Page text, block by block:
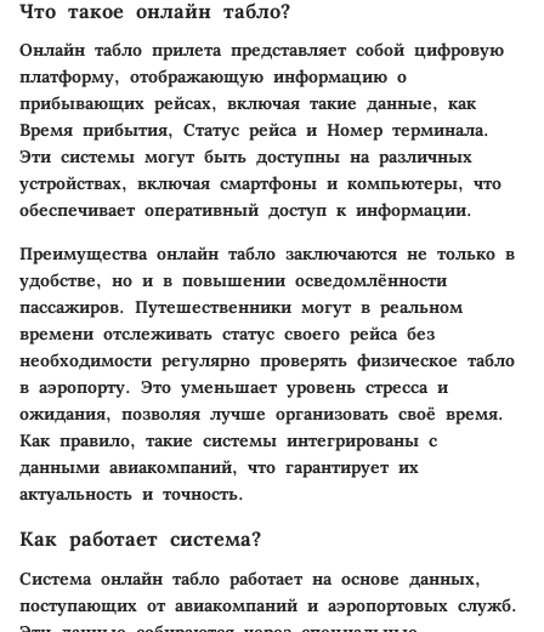
Что такое онлайн табло?
Онлайн табло прилета представляет собой цифровую
платформу, отображающую информацию о
прибывающих рейсах, включая такие данные, как
Время прибытия, Статус рейса и Номер терминала.
Эти системы могут быть доступны на различных
устройствах, включая смартфоны и компьютеры, что
обеспечивает оперативный доступ к информации.
Преимущества онлайн табло заключаются не только в
удобстве, но и в повышении осведомлённости
пассажиров. Путешественники могут в реальном
времени отслеживать статус своего рейса без
необходимости регулярно проверять физическое табло
в аэропорту. Это уменьшает уровень стресса и
ожидания, позволяя лучше организовать своё время.
Как правило, такие системы интегрированы с
данными авиакомпаний, что гарантирует их
актуальность и точность.
Как работает система?
Система онлайн табло работает на основе данных,
поступающих от авиакомпаний и аэропортовых служб.